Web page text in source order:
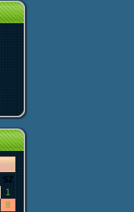
>»
SZ
1
8